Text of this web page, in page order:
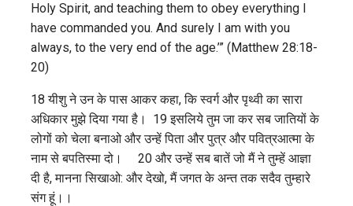
Holy Spirit, and teaching them to obey everything I
have commanded you. And surely I am with you
always, to the very end of the age.’” (Matthew 28:18-
20)
18 यीशु ने उन के पास आकर कहा, कि स्वर्ग और पृथ्वी का सारा
अधिकार मुझे दिया गया है। 19 इसलिये तुम जा कर सब जातियों के
लोगों को चेला बनाओ और उन्हें पिता और पुत्र और पवित्रआत्मा के
नाम से बपतिस्मा दो। 20 और उन्हें सब बातें जो मैं ने तुम्हें आज्ञा
दी है, मानना सिखाओ: और देखो, मैं जगत के अन्‍त तक सदैव तुम्हारे
संग हूं।।